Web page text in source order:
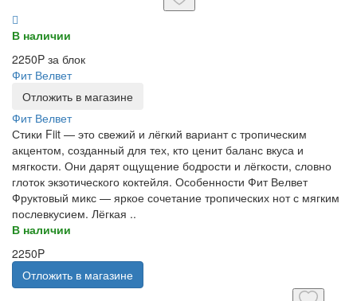
В наличии
2250P за блок
Фит Велвет
Отложить в магазине
Фит Велвет
Стики Fiit — это свежий и лёгкий вариант с тропическим
акцентом, созданный для тех, кто ценит баланс вкуса и
мягкости. Они дарят ощущение бодрости и лёгкости, словно
глоток экзотического коктейля. Особенности Фит Велвет
Фруктовый микс — яркое сочетание тропических нот с мягким
послевкусием. Лёгкая ..
В наличии
2250P
Отложить в магазине